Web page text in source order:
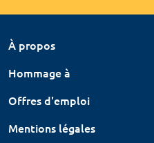
À propos
Hommage à
Offres d'emploi
Mentions légales